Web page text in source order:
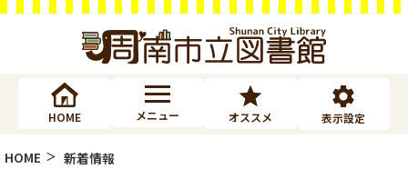
HOME メニュー オススメ 表示設定
HOME 新着情報